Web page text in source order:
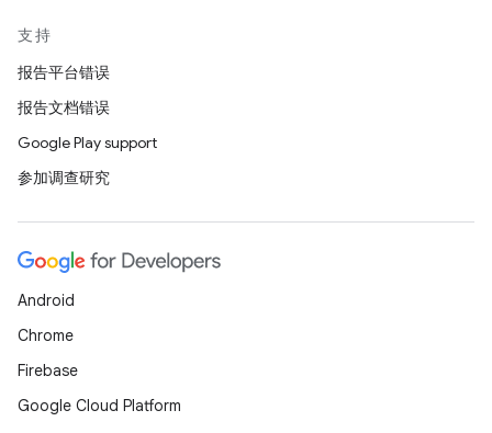
支持
报告平台错误
报告文档错误
Google Play support
参加调查研究
Android
Chrome
Firebase
Google Cloud Platform